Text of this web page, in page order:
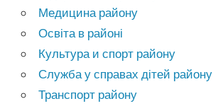
Медицина району
Освіта в районі
Культура и спорт району
Служба у справах дітей району
Транспорт району